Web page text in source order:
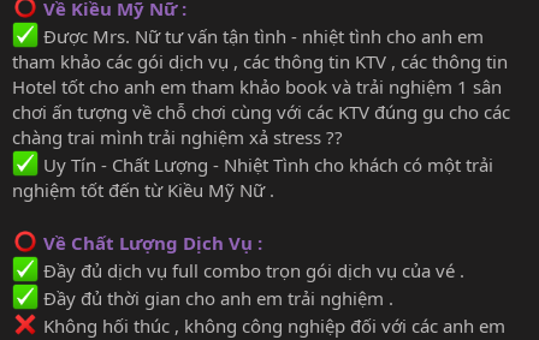
Về Kiều Mỹ Nữ :
Được Mrs. Nữ tư vấn tận tình - nhiệt tình cho anh em
tham khảo các gói dịch vụ , các thông tin KTV , các thông tin
Hotel tốt cho anh em tham khảo book và trải nghiệm 1 sân
chơi ấn tượng về chỗ chơi cùng với các KTV đúng gu cho các
chàng trai mình trải nghiệm xả stress ??
Uy Tín - Chất Lượng - Nhiệt Tình cho khách có một trải
nghiệm tốt đến từ Kiều Mỹ Nữ .
Về Chất Lượng Dịch Vụ :
Đầy đủ dịch vụ full combo trọn gói dịch vụ của vé .
Đầy đủ thời gian cho anh em trải nghiệm .
Không hối thúc , không công nghiệp đối với các anh em